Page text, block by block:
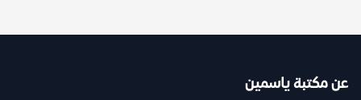
عن مكتبة ياسمين